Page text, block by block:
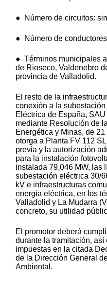
● Número de circuitos:
● Número de
● Términos municipales
de Rioseco, Valdenebro
provincia de Valladolid.
El resto de la
conexión a la
Eléctrica de España,
mediante Resolución de
Energética y Minas, de
otorga a Planta FV 112
previa y la autorización
para la instalación
instalada 79,046 MW, las
subestación eléctrica 30/
kV e infraestructuras
energía eléctrica, en los
Valladolid y La Mudarra
concreto, su utilidad
El promotor deberá
durante la tramitación,
impuestas en la citada
de la Dirección General
Ambiental.